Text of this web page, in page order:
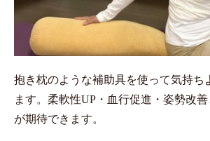
抱き枕のような補助具を使って気持ち
ます。柔軟性UP・血行促進・姿勢改
が期待できます。